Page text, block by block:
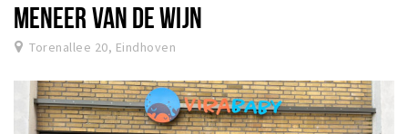
MENEER VAN DE WIJN
Torenallee 20, Eindhoven